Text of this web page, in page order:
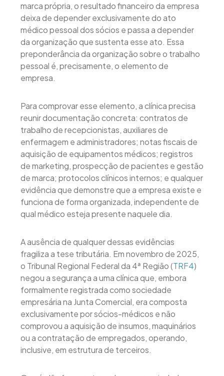
marca própria, o resultado financeiro da empresa
deixa de depender exclusivamente do ato
médico pessoal dos sócios e passa a depender
da organização que sustenta esse ato. Essa
preponderância da organização sobre o trabalho
pessoal é, precisamente, o elemento de
empresa.
Para comprovar esse elemento, a clínica precisa
reunir documentação concreta: contratos de
trabalho de recepcionistas, auxiliares de
enfermagem e administradores; notas fiscais de
aquisição de equipamentos médicos; registros
de marketing, prospecção de pacientes e gestão
de marca; protocolos clínicos internos; e qualquer
evidência que demonstre que a empresa existe e
funciona de forma organizada, independente de
qual médico esteja presente naquele dia.
A ausência de qualquer dessas evidências
fragiliza a tese tributária. Em novembro de 2025,
o Tribunal Regional Federal da 4ª Região (TRF4)
negou a segurança a uma clínica que, embora
formalmente registrada como sociedade
empresária na Junta Comercial, era composta
exclusivamente por sócios-médicos e não
comprovou a aquisição de insumos, maquinários
ou a contratação de empregados, operando,
inclusive, em estrutura de terceiros.